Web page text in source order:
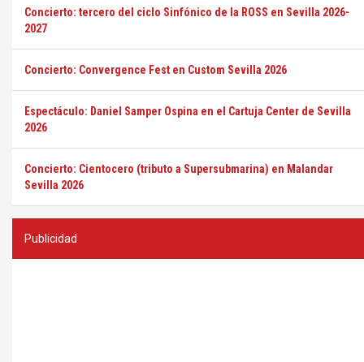
Concierto: tercero del ciclo Sinfónico de la ROSS en Sevilla 2026-
2027
Concierto: Convergence Fest en Custom Sevilla 2026
Espectáculo: Daniel Samper Ospina en el Cartuja Center de Sevilla
2026
Concierto: Cientocero (tributo a Supersubmarina) en Malandar
Sevilla 2026
Publicidad